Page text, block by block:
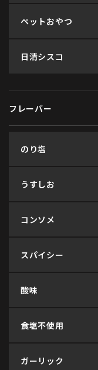
ペットおやつ
日清シスコ
フレーバー
のり塩
うすしお
コンソメ
スパイシー
酸味
食塩不使用
ガーリック